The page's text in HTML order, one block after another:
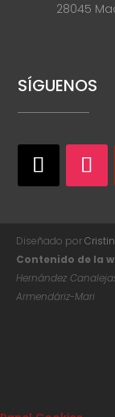
28045
SÍGUENOS
Diseñado por
Contenido de la
Hernández
Armendáriz-Mari